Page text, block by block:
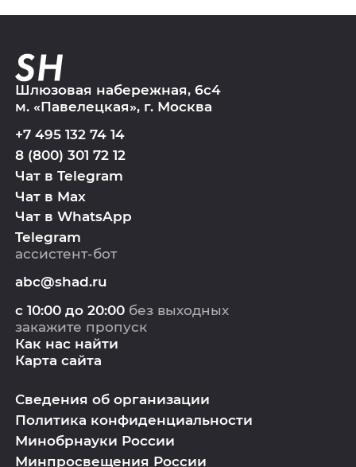
Шлюзовая набережная, 6с4
м. «Павелецкая», г. Москва
+7 495 132 74 14
8 (800) 301 72 12
Чат в Telegram
Чат в Max
Чат в WhatsApp
Telegram
ассистент-бот
abc@shad.ru
с 10:00 до 20:00 без выходных
закажите пропуск
Как нас найти
Карта сайта
Сведения об организации
Политика конфиденциальности
Минобрнауки России
Минпросвещения России